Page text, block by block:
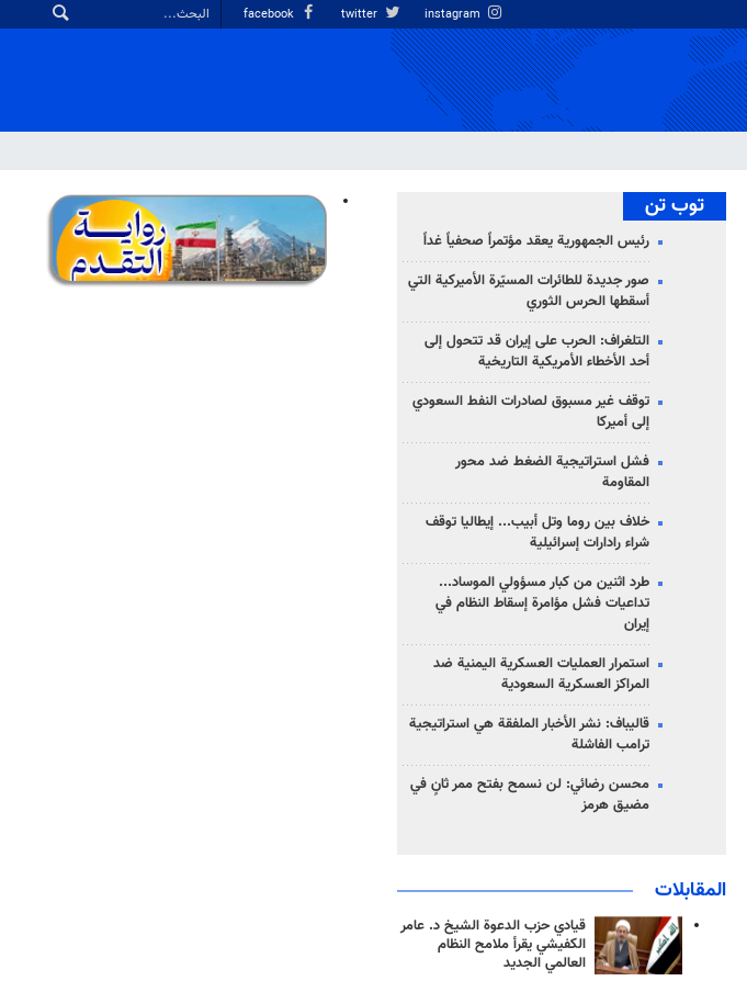
توب تن
رئيس الجمهورية يعقد مؤتمراً صحفياً غداً
صور جديدة للطائرات المسيّرة الأميركية التي
أسقطها الحرس الثوري
التلغراف: الحرب على إيران قد تتحول إلى
أحد الأخطاء الأمريكية التاريخية
توقف غير مسبوق لصادرات النفط السعودي
إلى أميركا
فشل استراتيجية الضغط ضد محور
المقاومة
خلاف بين روما وتل أبيب... إيطاليا توقف
شراء رادارات إسرائيلية
طرد اثنين من كبار مسؤولي الموساد...
تداعيات فشل مؤامرة إسقاط النظام في
إيران
استمرار العمليات العسكرية اليمنية ضد
المراكز العسكرية السعودية
قاليباف: نشر الأخبار الملفقة هي استراتيجية
ترامب الفاشلة
محسن رضائي: لن نسمح بفتح ممر ثانٍ في
مضيق هرمز
المقابلات
قيادي حزب الدعوة الشيخ د. عامر
الكفيشي يقرأ ملامح النظام
العالمي الجديد